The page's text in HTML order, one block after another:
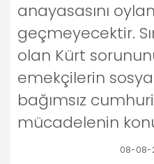
anayasasını
geçmeyecektir.
olan Kürt
emekçilerin
bağımsız
mücadelenin
08-08-